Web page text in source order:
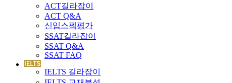
ACT길라잡이
ACT Q&A
신입스펙평가
SSAT길라잡이
SSAT Q&A
SSAT FAQ
IELTS 길라잡이